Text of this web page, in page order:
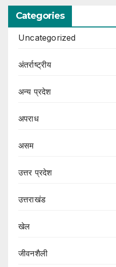
Categories
Uncategorized
अंतर्राष्ट्रीय
अन्य प्रदेश
अपराध
असम
उत्तर प्रदेश
उत्तराखंड
खेल
जीवनशैली